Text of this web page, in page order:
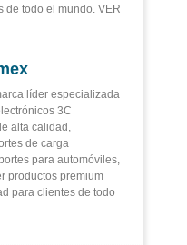
todo el mundo. VER
líder especializada
3C
alta calidad,
de carga
para automóviles,
productos premium
para clientes de todo